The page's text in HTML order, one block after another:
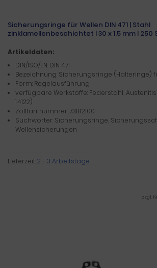
Sicherungsringe für Wellen DIN 471 | Stahl
zinklamellenbeschichtet | 30 x 1.5 mm | 250
Artikeldaten:
DIN/ISO/EN: DIN 471
Bezeichnung: Sicherungsringe (Halteringe)
Form: Regelausführung
verfügbare Werkstoffe: Federstahl,
1.4122)
Zolltarifnummer: 73182100
Suchwörter: Sicherungsringe,
Wellensicherungen
Lieferzeit:2 - 3 Arbeitstage
zzgl.